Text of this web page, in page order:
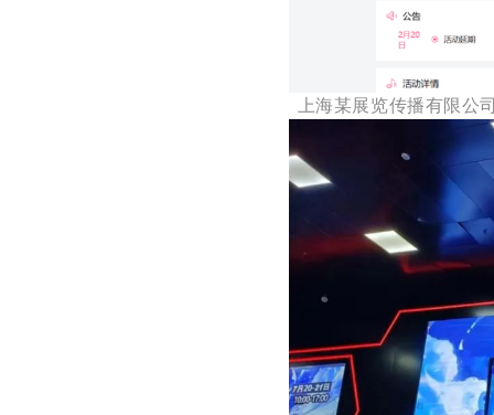
上海某展览传播有限公